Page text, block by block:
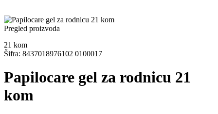
Pregled proizvoda
21 kom
Šifra: 8437018976102 0100017
Papilocare gel za rodnicu 21
kom